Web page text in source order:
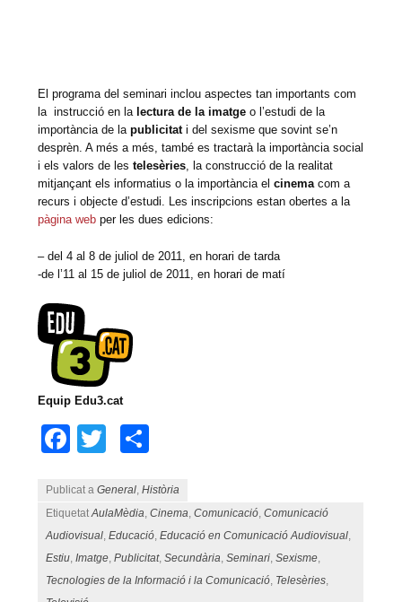
El programa del seminari inclou aspectes tan importants com
la instrucció en la lectura de la imatgeo l’estudi de la
importància de lapublicitati del sexisme que sovint se’n
desprèn. A més a més, també es tractarà la importància social
i els valors de lestelesèries, la construcció de la realitat
mitjançant els informatius o la importància elcinemacom a
recurs i objecte d’estudi. Les inscripcions estan obertes a la
pàgina web per les dues edicions:
– del 4 al 8 de juliol de 2011, en horari de tarda
-de l’11 al 15 de juliol de 2011, en horari de matí
Equip Edu3.cat
Facebook
Twitter
Publicat aGeneral ,Història
EtiquetatAulaMèdia ,Cinema ,Comunicació ,Comunicació
Audiovisual ,Educació ,Educació en Comunicació Audiovisual
Estiu ,Imatge ,Publicitat,Secundària ,Seminari ,Sexisme
Tecnologies de la Informació i la Comunicació Telesèries